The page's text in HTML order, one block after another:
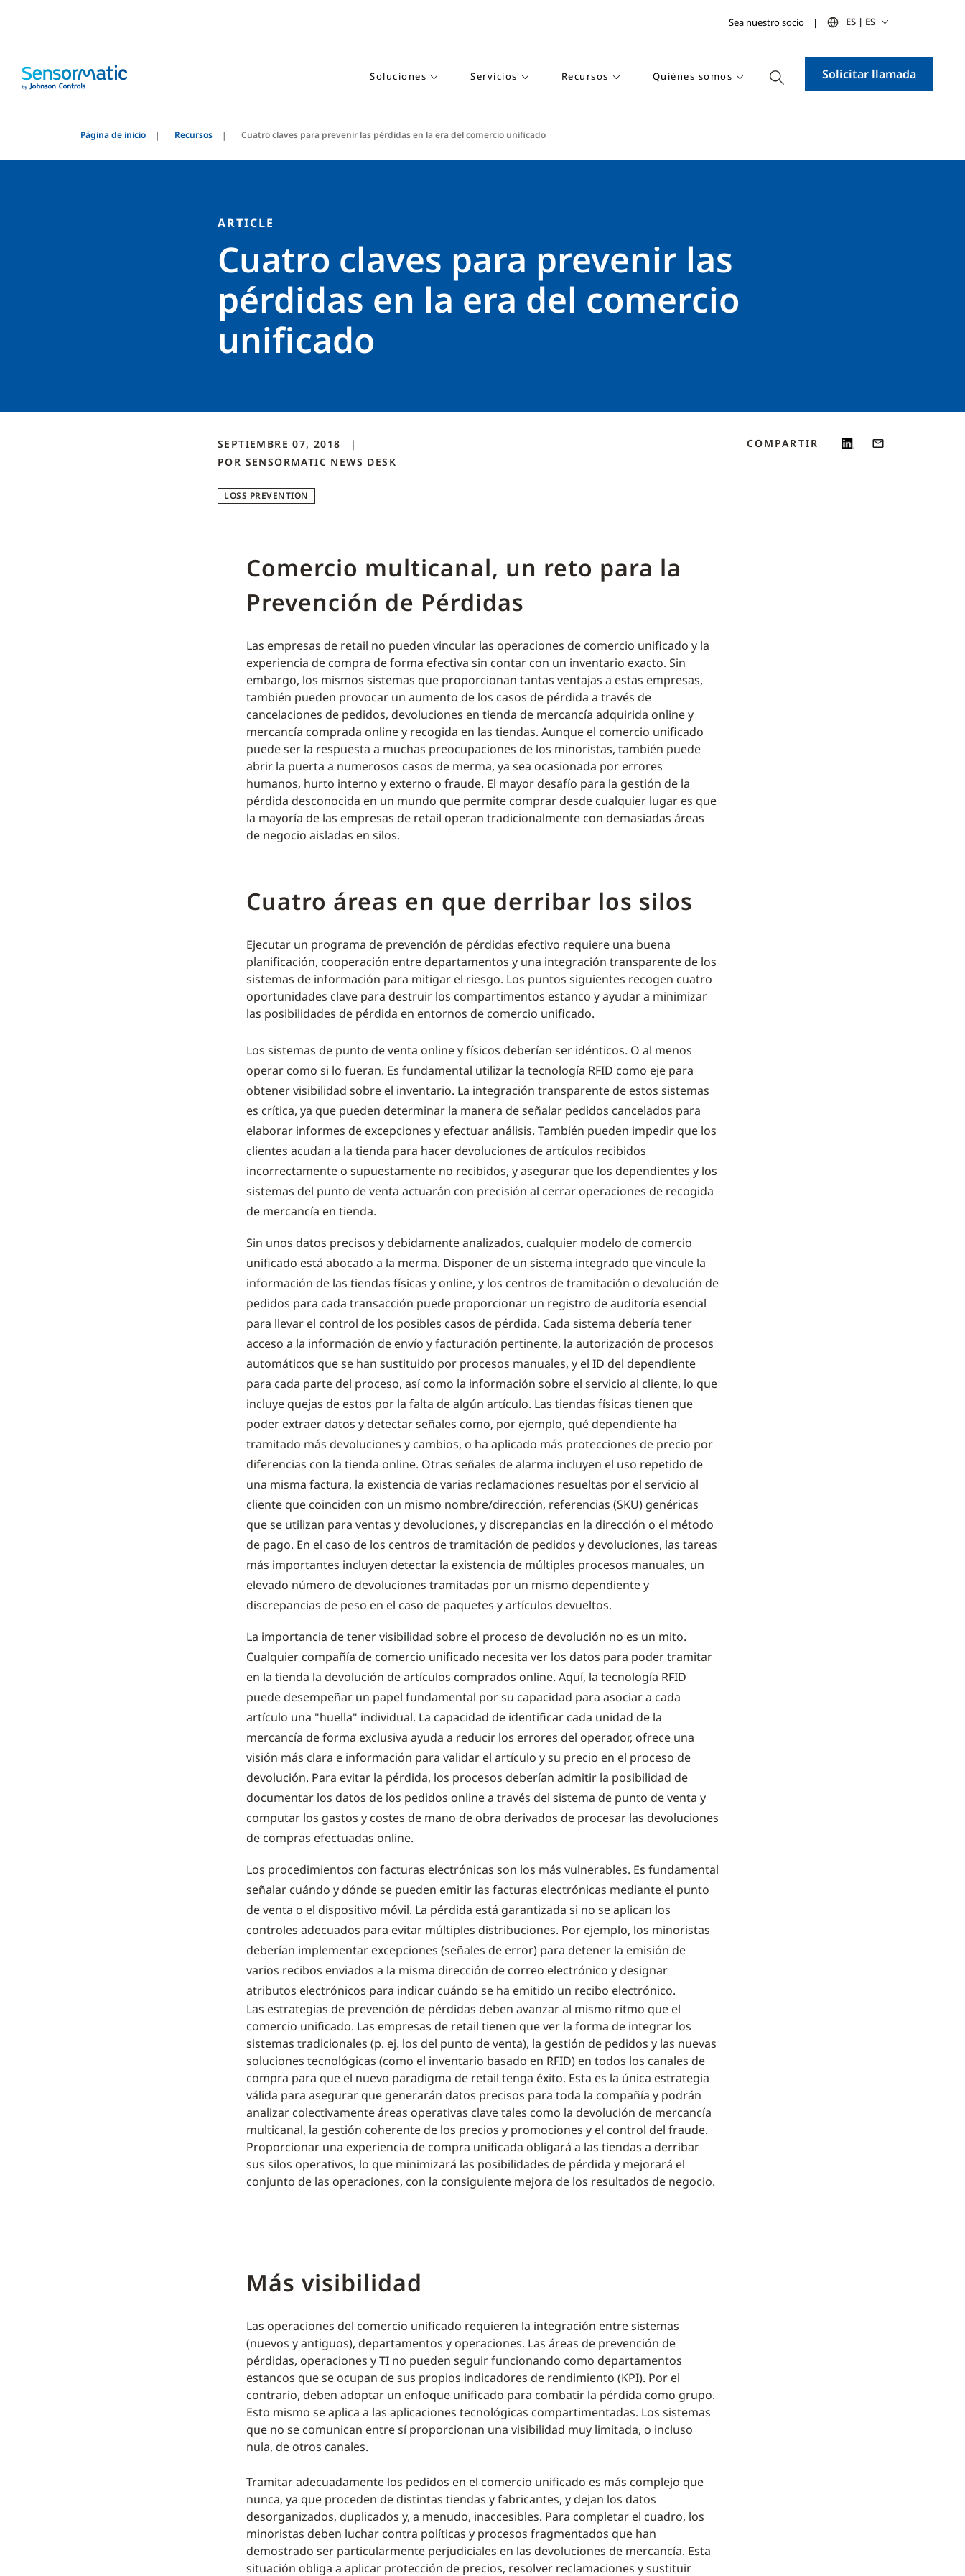
Sea nuestro socio ES | ES
Soluciones Servicios Recursos Quiénes somos Solicitar llamada
Página de inicio Recursos Cuatro claves para prevenir las pérdidas en la era del comercio unificado
ARTICLE
Cuatro claves para prevenir las
pérdidas en la era del comercio
unificado
SEPTIEMBRE 07, 2018
POR SENSORMATIC NEWS DESK
LOSS PREVENTION
COMPARTIR
Comercio multicanal, un reto para la
Prevención de Pérdidas
Las empresas de retail no pueden vincular las operaciones de comercio unificado y la
experiencia de compra de forma efectiva sin contar con un inventario exacto. Sin
embargo, los mismos sistemas que proporcionan tantas ventajas a estas empresas,
también pueden provocar un aumento de los casos de pérdida a través de
cancelaciones de pedidos, devoluciones en tienda de mercancía adquirida online y
mercancía comprada online y recogida en las tiendas. Aunque el comercio unificado
puede ser la respuesta a muchas preocupaciones de los minoristas, también puede
abrir la puerta a numerosos casos de merma, ya sea ocasionada por errores
humanos, hurto interno y externo o fraude. El mayor desafío para la gestión de la
pérdida desconocida en un mundo que permite comprar desde cualquier lugar es que
la mayoría de las empresas de retail operan tradicionalmente con demasiadas áreas
de negocio aisladas en silos.
Cuatro áreas en que derribar los silos
Ejecutar un programa de prevención de pérdidas efectivo requiere una buena
planificación, cooperación entre departamentos y una integración transparente de los
sistemas de información para mitigar el riesgo. Los puntos siguientes recogen cuatro
oportunidades clave para destruir los compartimentos estanco y ayudar a minimizar
las posibilidades de pérdida en entornos de comercio unificado.
Los sistemas de punto de venta online y físicos deberían ser idénticos. O al menos
operar como si lo fueran. Es fundamental utilizar la tecnología RFID como eje para
obtener visibilidad sobre el inventario. La integración transparente de estos sistemas
es crítica, ya que pueden determinar la manera de señalar pedidos cancelados para
elaborar informes de excepciones y efectuar análisis. También pueden impedir que los
clientes acudan a la tienda para hacer devoluciones de artículos recibidos
incorrectamente o supuestamente no recibidos, y asegurar que los dependientes y los
sistemas del punto de venta actuarán con precisión al cerrar operaciones de recogida
de mercancía en tienda.
Sin unos datos precisos y debidamente analizados, cualquier modelo de comercio
unificado está abocado a la merma. Disponer de un sistema integrado que vincule la
información de las tiendas físicas y online, y los centros de tramitación o devolución de
pedidos para cada transacción puede proporcionar un registro de auditoría esencial
para llevar el control de los posibles casos de pérdida. Cada sistema debería tener
acceso a la información de envío y facturación pertinente, la autorización de procesos
automáticos que se han sustituido por procesos manuales, y el ID del dependiente
para cada parte del proceso, así como la información sobre el servicio al cliente, lo que
incluye quejas de estos por la falta de algún artículo. Las tiendas físicas tienen que
poder extraer datos y detectar señales como, por ejemplo, qué dependiente ha
tramitado más devoluciones y cambios, o ha aplicado más protecciones de precio por
diferencias con la tienda online. Otras señales de alarma incluyen el uso repetido de
una misma factura, la existencia de varias reclamaciones resueltas por el servicio al
cliente que coinciden con un mismo nombre/dirección, referencias (SKU) genéricas
que se utilizan para ventas y devoluciones, y discrepancias en la dirección o el método
de pago. En el caso de los centros de tramitación de pedidos y devoluciones, las tareas
más importantes incluyen detectar la existencia de múltiples procesos manuales, un
elevado número de devoluciones tramitadas por un mismo dependiente y
discrepancias de peso en el caso de paquetes y artículos devueltos.
La importancia de tener visibilidad sobre el proceso de devolución no es un mito.
Cualquier compañía de comercio unificado necesita ver los datos para poder tramitar
en la tienda la devolución de artículos comprados online. Aquí, la tecnología RFID
puede desempeñar un papel fundamental por su capacidad para asociar a cada
artículo una "huella" individual. La capacidad de identificar cada unidad de la
mercancía de forma exclusiva ayuda a reducir los errores del operador, ofrece una
visión más clara e información para validar el artículo y su precio en el proceso de
devolución. Para evitar la pérdida, los procesos deberían admitir la posibilidad de
documentar los datos de los pedidos online a través del sistema de punto de venta y
computar los gastos y costes de mano de obra derivados de procesar las devoluciones
de compras efectuadas online.
Los procedimientos con facturas electrónicas son los más vulnerables. Es fundamental
señalar cuándo y dónde se pueden emitir las facturas electrónicas mediante el punto
de venta o el dispositivo móvil. La pérdida está garantizada si no se aplican los
controles adecuados para evitar múltiples distribuciones. Por ejemplo, los minoristas
deberían implementar excepciones (señales de error) para detener la emisión de
varios recibos enviados a la misma dirección de correo electrónico y designar
atributos electrónicos para indicar cuándo se ha emitido un recibo electrónico.
Las estrategias de prevención de pérdidas deben avanzar al mismo ritmo que el
comercio unificado. Las empresas de retail tienen que ver la forma de integrar los
sistemas tradicionales (p. ej. los del punto de venta), la gestión de pedidos y las nuevas
soluciones tecnológicas (como el inventario basado en RFID) en todos los canales de
compra para que el nuevo paradigma de retail tenga éxito. Esta es la única estrategia
válida para asegurar que generarán datos precisos para toda la compañía y podrán
analizar colectivamente áreas operativas clave tales como la devolución de mercancía
multicanal, la gestión coherente de los precios y promociones y el control del fraude.
Proporcionar una experiencia de compra unificada obligará a las tiendas a derribar
sus silos operativos, lo que minimizará las posibilidades de pérdida y mejorará el
conjunto de las operaciones, con la consiguiente mejora de los resultados de negocio.
Más visibilidad
Las operaciones del comercio unificado requieren la integración entre sistemas
(nuevos y antiguos), departamentos y operaciones. Las áreas de prevención de
pérdidas, operaciones y TI no pueden seguir funcionando como departamentos
estancos que se ocupan de sus propios indicadores de rendimiento (KPI). Por el
contrario, deben adoptar un enfoque unificado para combatir la pérdida como grupo.
Esto mismo se aplica a las aplicaciones tecnológicas compartimentadas. Los sistemas
que no se comunican entre sí proporcionan una visibilidad muy limitada, o incluso
nula, de otros canales.
Tramitar adecuadamente los pedidos en el comercio unificado es más complejo que
nunca, ya que proceden de distintas tiendas y fabricantes, y dejan los datos
desorganizados, duplicados y, a menudo, inaccesibles. Para completar el cuadro, los
minoristas deben luchar contra políticas y procesos fragmentados que han
demostrado ser particularmente perjudiciales en las devoluciones de mercancía. Esta
situación obliga a aplicar protección de precios, resolver reclamaciones y sustituir